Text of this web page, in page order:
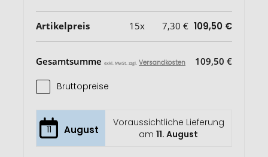
Artikelpreis 15x 7,30 € 109,50 €
Gesamtsumme exkl. MwSt. zzgl. Versandkosten 109,50 €
Bruttopreise
11 August
Voraussichtliche Lieferung
am11. August